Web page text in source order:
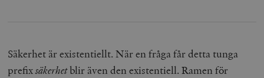
Säkerhet är existentiellt. När en fråga får detta tunga
prefixsäkerhetblir även den existentiell. Ramen för